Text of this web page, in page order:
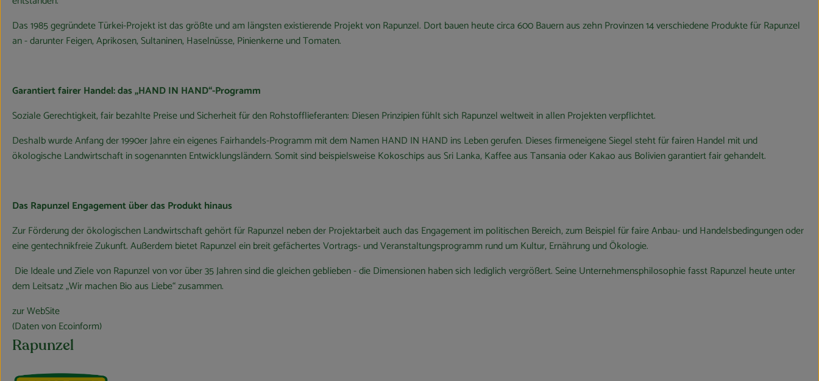
Das 1985 gegründete Türkei-Projekt ist das größte und am längsten existierende Projekt von Rapunzel. Dort bauen heute circa 600 Bauern aus zehn Provinzen 14 verschiedene Produkte für Rapunzel
an - darunter Feigen, Aprikosen, Sultaninen, Haselnüsse, Pinienkerne und Tomaten.
Garantiert fairer Handel: das „HAND IN HAND“-Programm
Soziale Gerechtigkeit, fair bezahlte Preise und Sicherheit für den Rohstofflieferanten: Diesen Prinzipien fühlt sich Rapunzel weltweit in allen Projekten verpflichtet.
Deshalb wurde Anfang der 1990er Jahre ein eigenes Fairhandels-Programm mit dem Namen HAND IN HAND ins Leben gerufen. Dieses firmeneigene Siegel steht für fairen Handel mit und
ökologische Landwirtschaft in sogenannten Entwicklungsländern. Somit sind beispielsweise Kokoschips aus Sri Lanka, Kaffee aus Tansania oder Kakao aus Bolivien garantiert fair gehandelt.
Das Rapunzel Engagement über das Produkt hinaus
Zur Förderung der ökologischen Landwirtschaft gehört für Rapunzel neben der Projektarbeit auch das Engagement im politischen Bereich, zum Beispiel für faire Anbau- und Handelsbedingungen oder
eine gentechnikfreie Zukunft. Außerdem bietet Rapunzel ein breit gefächertes Vortrags- und Veranstaltungsprogramm rund um Kultur, Ernährung und Ökologie.
Die Ideale und Ziele von Rapunzel von vor über 35 Jahren sind die gleichen geblieben - die Dimensionen haben sich lediglich vergrößert. Seine Unternehmensphilosophie fasst Rapunzel heute unter
dem Leitsatz „Wir machen Bio aus Liebe“ zusammen.
zur WebSite
(Daten von Ecoinform)
Rapunzel